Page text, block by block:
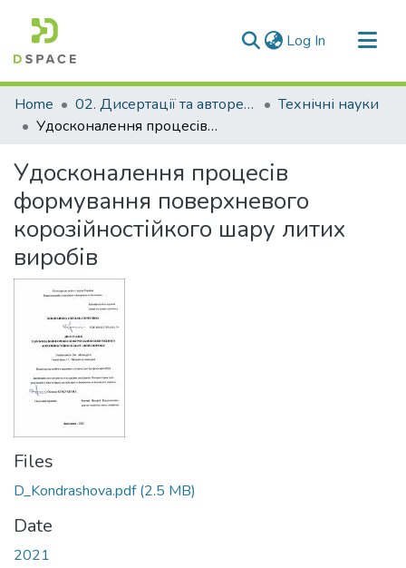
Log In (current)
Communities & Collections
All of DSpace
Home 02. Дисертації та автореферати дисертацій
Технічні науки
Удосконалення процесів формування поверхневого корозійностійкого шару литих виробів
Удосконалення процесів
формування поверхневого
корозійностійкого шару литих
виробів
Files
D_Kondrashova.pdf(2.5 MB)
Date
2021